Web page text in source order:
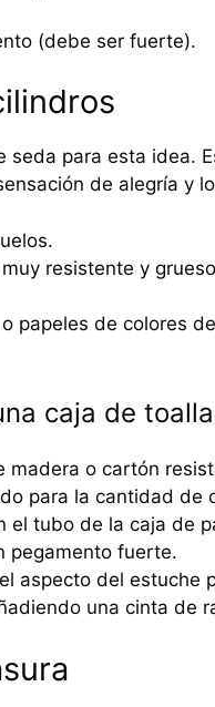
(debe ser fuerte).
seda para esta idea.
de alegría y
resistente y
papeles de colores
caja de
madera o cartón
para la cantidad de
el tubo de la caja de
pegamento fuerte.
aspecto del estuche
una cinta de